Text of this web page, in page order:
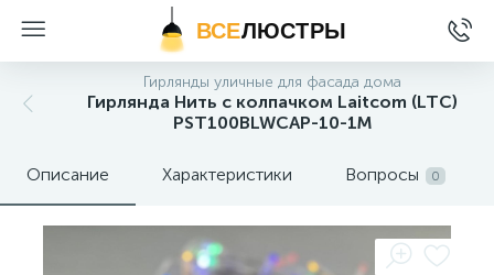
ВСЕЛЮСТРЫ
Гирлянды уличные для фасада дома
Гирлянда Нить с колпачком Laitcom (LTC)
PST100BLWCAP-10-1M
Описание Характеристики Вопросы 0